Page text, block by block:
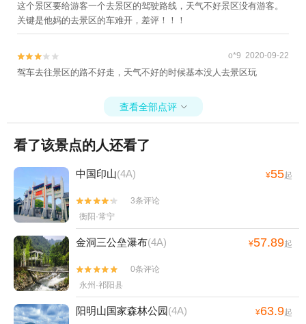
这个景区要给游客一个去景区的驾驶路线，天气不好景区没有游客。
关键是他妈的去景区的车难开，差评！！！

 o*9 2020-09-22
驾车去往景区的路不好走，天气不好的时候基本没人去景区玩
查看全部点评 
看了该景点的人还看了
中国印山(4A) ¥55起


3条评论
衡阳·常宁
金洞三公垒瀑布(4A) ¥57.89起


0条评论
永州·祁阳县
阳明山国家森林公园(4A) ¥63.9起